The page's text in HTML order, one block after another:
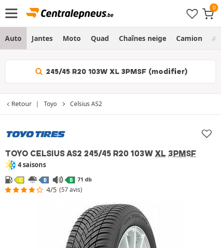
Auto Jantes Moto Quad Chaînes neige Camion
245/45 R20 103W XL 3PMSF (modifier)
Retour Toyo Celsius AS2
TOYO CELSIUS AS2 245/45 R20 103W XL 3PMSF
4 saisons
C B B 71 db
4/5 (57 avis)